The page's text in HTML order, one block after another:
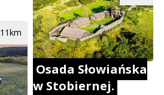
11km
Osada Słowiańska
w Stobiernej.